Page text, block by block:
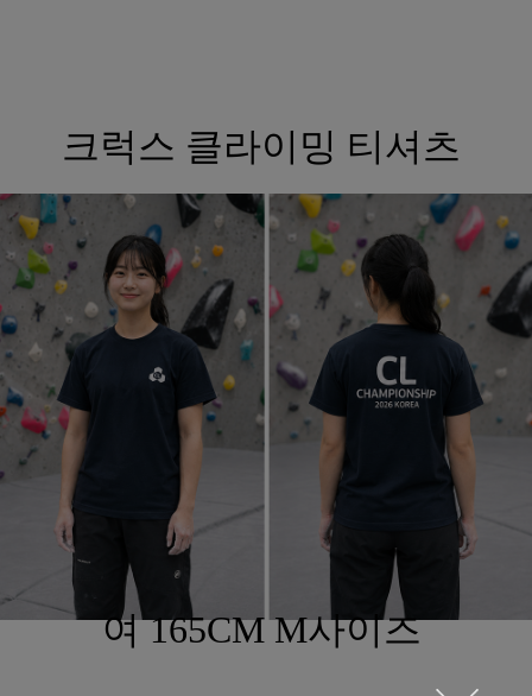
크럭스 클라이밍 티셔츠
여 165CM M사이즈